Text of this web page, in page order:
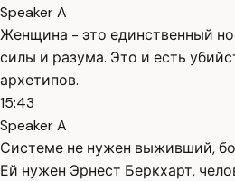
Speaker A
Женщина - это единственный
силы и разума. Это и есть
архетипов.
15:43
Speaker A
Системе не нужен выживший,
Ей нужен Эрнест Беркхарт,